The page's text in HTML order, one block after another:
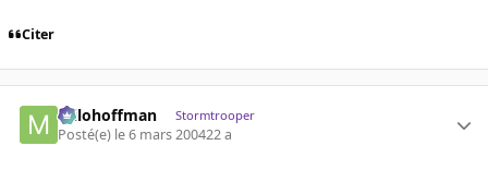
Citer
milohoffman Stormtrooper
Posté(e) le 6 mars 200422 a